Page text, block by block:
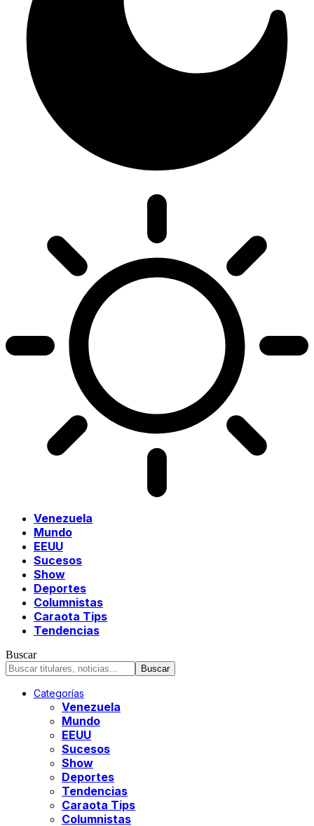
Venezuela
Mundo
EEUU
Sucesos
Show
Deportes
Columnistas
Caraota Tips
Tendencias
Buscar
Categorías
Venezuela
Mundo
EEUU
Sucesos
Show
Deportes
Tendencias
Caraota Tips
Columnistas